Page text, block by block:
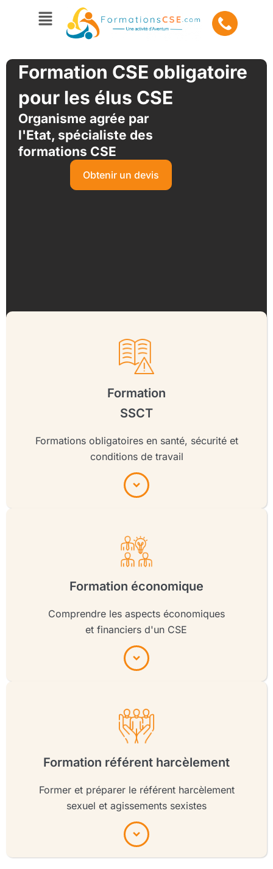
Menu
Formation CSE obligatoire
pour les élus CSE
Organisme agrée par
l'Etat, spécialiste des
formations CSE
Obtenir un devis
Formation
SSCT
Formations obligatoires en santé, sécurité et
conditions de travail
Formation économique
Comprendre les aspects économiques
et financiers d'un CSE
Formation référent harcèlement
Former et préparer le référent harcèlement
sexuel et agissements sexistes